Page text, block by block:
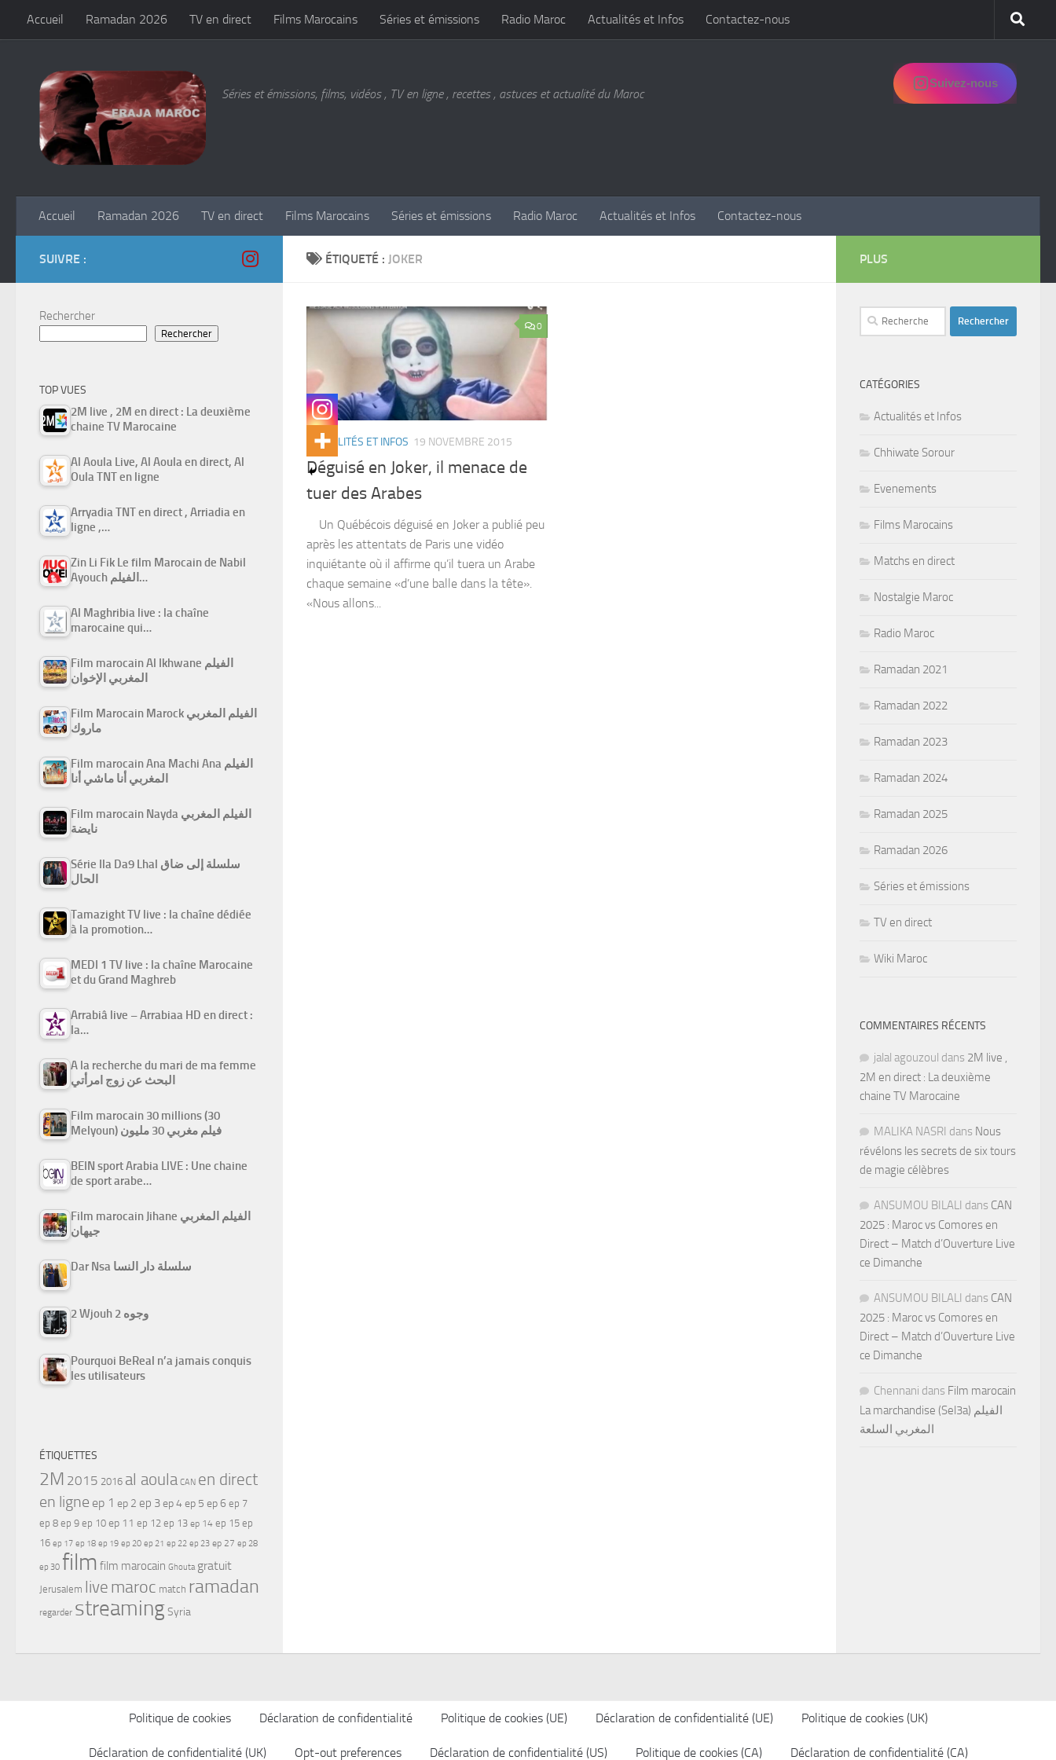
Skip to content
Accueil Ramadan 2026 TV en direct Films Marocains Séries et émissions Radio Maroc Actualités et Infos Contactez-nous
Séries et émissions, films, vidéos , TV en ligne , recettes , astuces et actualité du Maroc
Suivez-nous
Accueil Ramadan 2026 TV en direct Films Marocains Séries et émissions Radio Maroc Actualités et Infos Contactez-nous
ÉTIQUETÉ : JOKER
0
ACTUALITÉS ET INFOS 19 NOVEMBRE 2015
Déguisé en Joker, il menace de
tuer des Arabes
Un Québécois déguisé en Joker a publié peu
après les attentats de Paris une vidéo
inquiétante où il affirme qu’il tuera un Arabe
chaque semaine «d’une balle dans la tête».
«Nous allons...
SUIVRE :
Rechercher
Rechercher
TOP VUES
2M live , 2M en direct : La deuxième
chaine TV Marocaine
Al Aoula Live, Al Aoula en direct, Al
Oula TNT en ligne
Arryadia TNT en direct , Arriadia en
ligne ,…
Zin Li Fik Le film Marocain de Nabil
Ayouch الفيلم…
Al Maghribia live : la chaîne
marocaine qui…
Film marocain Al Ikhwane الفيلم
المغربي الإخوان
Film Marocain Marock الفيلم المغربي
ماروك
Film marocain Ana Machi Ana الفيلم
المغربي أنا ماشي أنا
Film marocain Nayda الفيلم المغربي
نايضة
Série Ila Da9 Lhal سلسلة إلى ضاق
الحال
Tamazight TV live : la chaîne dédiée
à la promotion…
MEDI 1 TV live : la chaîne Marocaine
et du Grand Maghreb
Arrabiâ live – Arrabiaa HD en direct :
la…
A la recherche du mari de ma femme
البحث عن زوج امرأتي
Film marocain 30 millions (30
Melyoun) فيلم مغربي 30 مليون
BEIN sport Arabia LIVE : Une chaine
de sport arabe…
Film marocain Jihane الفيلم المغربي
جيهان
Dar Nsa سلسلة دار النسا
2 Wjouh 2 وجوه
Pourquoi BeReal n’a jamais conquis
les utilisateurs
ÉTIQUETTES
2M 2015 2016 al aoula CAN en direct
en ligne ep 1 ep 2 ep 3ep 4ep 5 ep 6 ep 7
ep 8 ep 9 ep 10 ep 11 ep 12 ep 13 ep 14 ep 15 ep
16 ep 17 ep 18 ep 19 ep 20 ep 21 ep 22 ep 23 ep 27 ep 28
ep 30 film film marocain Ghouta gratuit
Jerusalem live maroc match ramadan
regarder streamingSyria
PLUS
Rechercher :
CATÉGORIES
Actualités et Infos
Chhiwate Sorour
Evenements
Films Marocains
Matchs en direct
Nostalgie Maroc
Radio Maroc
Ramadan 2021
Ramadan 2022
Ramadan 2023
Ramadan 2024
Ramadan 2025
Ramadan 2026
Séries et émissions
TV en direct
Wiki Maroc
COMMENTAIRES RÉCENTS
jalal agouzoul dans 2M live ,
2M en direct : La deuxième
chaine TV Marocaine
MALIKA NASRI dans Nous
révélons les secrets de six tours
de magie célèbres
ANSUMOU BILALI dans CAN
2025 : Maroc vs Comores en
Direct – Match d’Ouverture Live
ce Dimanche
ANSUMOU BILALI dans CAN
2025 : Maroc vs Comores en
Direct – Match d’Ouverture Live
ce Dimanche
Chennani dans Film marocain
La marchandise (Sel3a) الفيلم
المغربي السلعة
Politique de cookies Déclaration de confidentialité Politique de cookies (UE) Déclaration de confidentialité (UE) Politique de cookies (UK)
Déclaration de confidentialité (UK) Opt-out preferences Déclaration de confidentialité (US) Politique de cookies (CA) Déclaration de confidentialité (CA)